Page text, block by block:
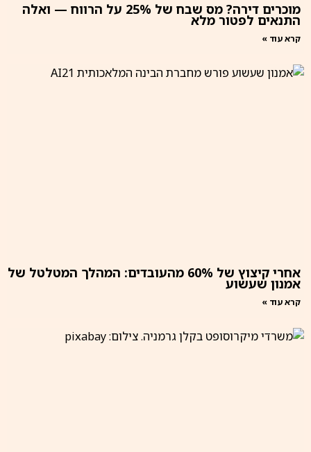
מוכרים דירה? מס שבח של 25% על הרווח — ואלה
התנאים לפטור מלא
קרא עוד »
אחרי קיצוץ של 60% מהעובדים: המהלך המטלטל של
אמנון שעשוע
קרא עוד »